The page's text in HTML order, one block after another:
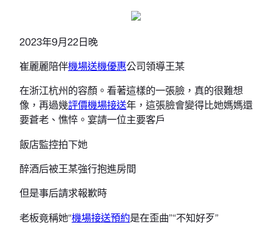
2023年9月22日晚
崔麗麗陪伴機場送機優惠公司領導王某
在浙江杭州的容顏。看著這樣的一張臉，真的很難想
像，再過幾評價機場接送年，這張臉會變得比她媽媽還
要蒼老、憔悴。宴請一位主要客戶
飯店監控拍下她
醉酒后被王某強行抱進房間
但是事后請求報歉時
老板竟稱她“機場接送預約是在歪曲”“不知好歹”